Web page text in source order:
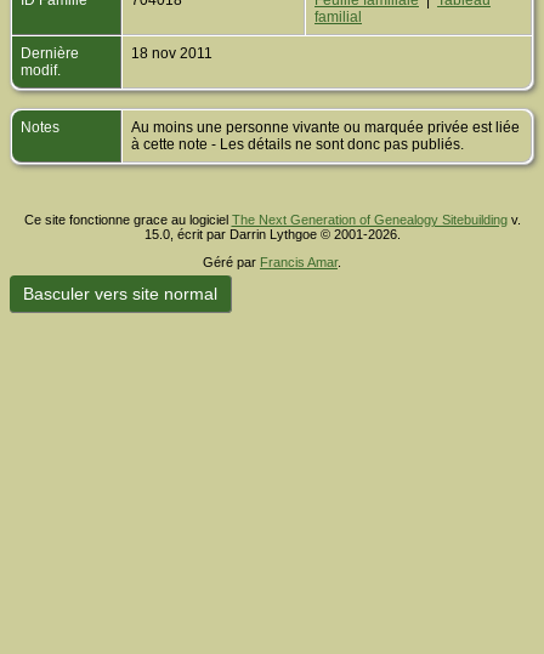
familial
Dernière
modif.
18 nov 2011
Notes
Au moins une personne vivante ou marquée privée est liée
à cette note - Les détails ne sont donc pas publiés.
Ce site fonctionne grace au logiciel The Next Generation of Genealogy Sitebuildingv.
15.0, écrit par Darrin Lythgoe © 2001-2026.
Géré par Francis Amar.
Basculer vers site normal